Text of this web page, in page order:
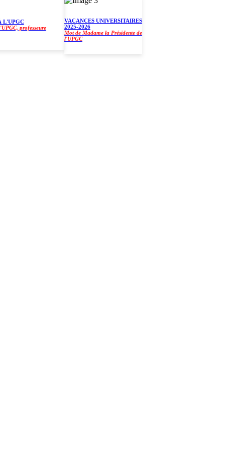
professeure
VACANCES UNIVERSITAIRES
2025-2026
Mot de Madame la Présidente de
l'UPGC